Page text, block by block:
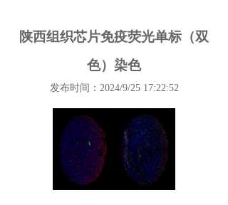
陕西组织芯片免疫荧光单标（双
色）染色
发布时间：2024/9/25 17:22:52